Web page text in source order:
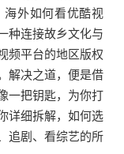
海外如何看优酷视
种连接故乡文化与
频平台的地区版权
解决之道，便是借
一把钥匙，为你打
详细拆解，如何选
追剧、看综艺的所